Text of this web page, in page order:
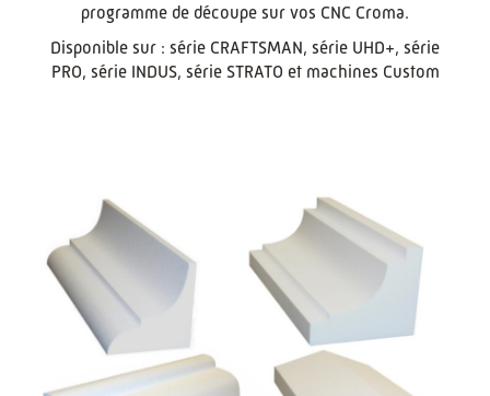
programme de découpe sur vos CNC Croma.
Disponible sur : série CRAFTSMAN, série UHD+, série
PRO, série INDUS, série STRATO et machines Custom